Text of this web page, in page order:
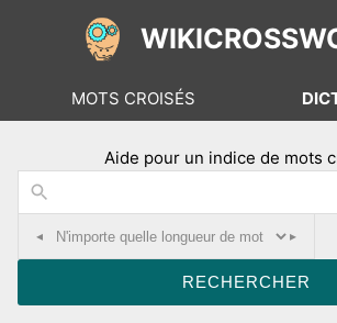
MOTS CROISÉS
Aide pour un indice de mots
◂ ▸